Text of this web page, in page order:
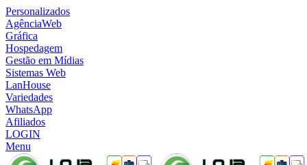
Personalizados
AgênciaWeb
Gráfica
Hospedagem
Gestão em Mídias
Sistemas Web
LanHouse
Variedades
WhatsApp
Afiliados
LOGIN
Menu